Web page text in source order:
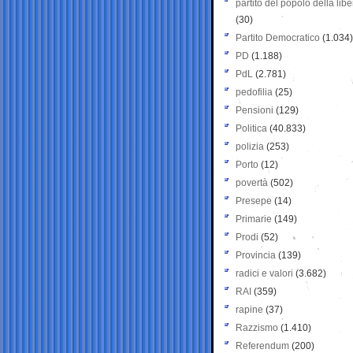
partito del popolo della
(30)
Partito Democratico (1.034)
PD (1.188)
PdL (2.781)
pedofilia (25)
Pensioni (129)
Politica (40.833)
polizia (253)
Porto (12)
povertà (502)
Presepe (14)
Primarie (149)
Prodi (52)
Provincia (139)
radici e valori (3.682)
RAI (359)
rapine (37)
Razzismo (1.410)
Referendum (200)